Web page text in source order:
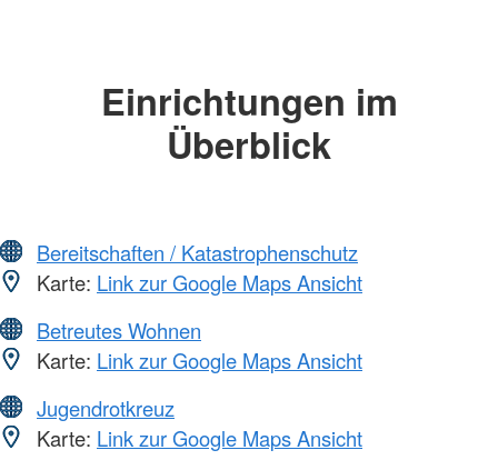
Einrichtungen im
Überblick
Bereitschaften / Katastrophenschutz
Karte: Link zur Google Maps Ansicht
Betreutes Wohnen
Karte: Link zur Google Maps Ansicht
Jugendrotkreuz
Karte: Link zur Google Maps Ansicht